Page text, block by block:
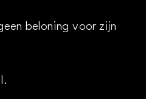
beloning voor zijn